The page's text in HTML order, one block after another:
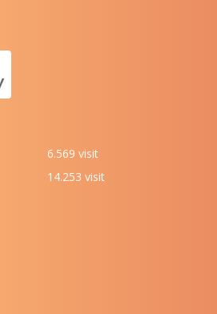
CENDANA
JAKARTA
NASIONAL
TIMUR
NASIONAL
6.569 visit
14.253 visit